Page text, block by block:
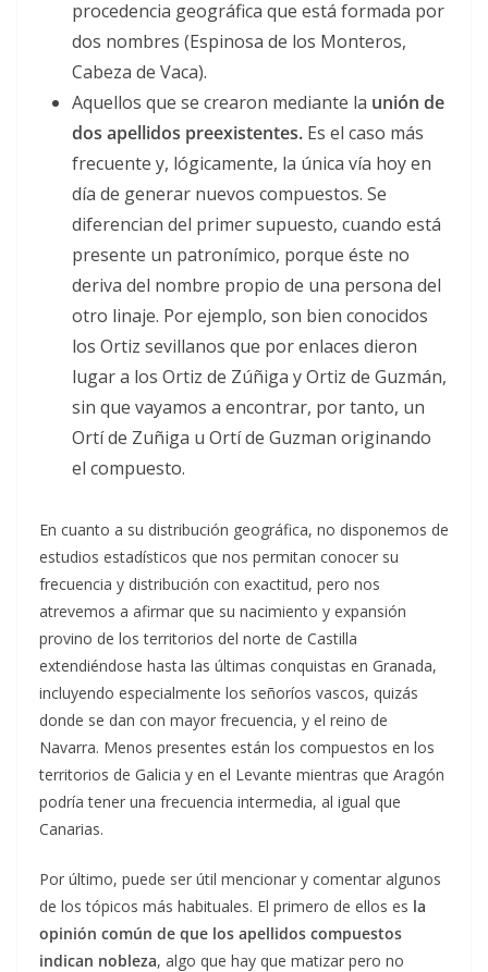
procedencia geográfica que está formada por
dos nombres (Espinosa de los Monteros,
Cabeza de Vaca).
Aquellos que se crearon mediante la unión de
dos apellidos preexistentes. Es el caso más
frecuente y, lógicamente, la única vía hoy en
día de generar nuevos compuestos. Se
diferencian del primer supuesto, cuando está
presente un patronímico, porque éste no
deriva del nombre propio de una persona del
otro linaje. Por ejemplo, son bien conocidos
los Ortiz sevillanos que por enlaces dieron
lugar a los Ortiz de Zúñiga y Ortiz de Guzmán,
sin que vayamos a encontrar, por tanto, un
Ortí de Zuñiga u Ortí de Guzman originando
el compuesto.
En cuanto a su distribución geográfica, no disponemos de
estudios estadísticos que nos permitan conocer su
frecuencia y distribución con exactitud, pero nos
atrevemos a afirmar que su nacimiento y expansión
provino de los territorios del norte de Castilla
extendiéndose hasta las últimas conquistas en Granada,
incluyendo especialmente los señoríos vascos, quizás
donde se dan con mayor frecuencia, y el reino de
Navarra. Menos presentes están los compuestos en los
territorios de Galicia y en el Levante mientras que Aragón
podría tener una frecuencia intermedia, al igual que
Canarias.
Por último, puede ser útil mencionar y comentar algunos
de los tópicos más habituales. El primero de ellos es la
opinión común de que los apellidos compuestos
indican nobleza, algo que hay que matizar pero no